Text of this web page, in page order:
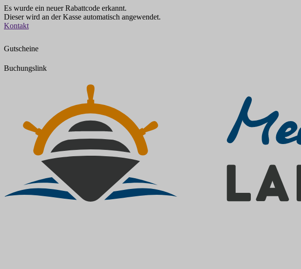
Es wurde ein neuer Rabattcode erkannt.
Dieser wird an der Kasse automatisch angewendet.
Zum
Kontakt
Gutscheine
Buchungslink